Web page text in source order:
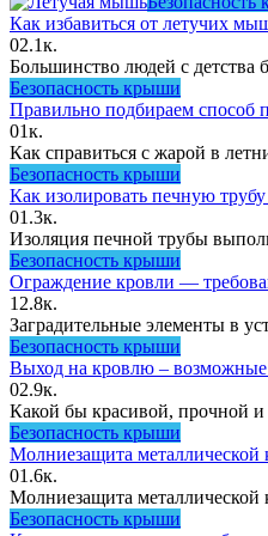
Как избавиться от летучих
02.1к.
Большинство людей с детства
Безопасность крыши
Правильно подбираем способ
01к.
Как справиться с жарой в
Безопасность крыши
Как изолировать печную
01.3к.
Изоляция печной трубы
Безопасность крыши
Ограждение кровли —
1 2.8к.
Заградительные элементы в
Безопасность крыши
Выход на кровлю –
02.9к.
Какой бы красивой, прочной
Безопасность крыши
Молниезащита
01.6к.
Молниезащита металлической
Безопасность крыши